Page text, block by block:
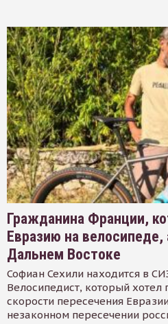
Гражданина Франции,
Евразию на велосипеде,
Дальнем Востоке
Софиан Сехили находится в
Велосипедист, который хотел
скорости пересечения
незаконном пересечении